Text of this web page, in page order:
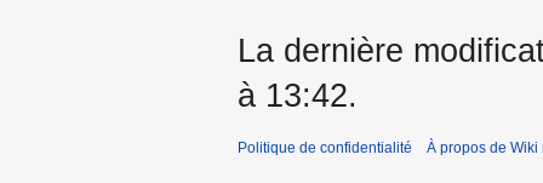
La dernière
à 13:42.
Politique de confidentialité À propos de